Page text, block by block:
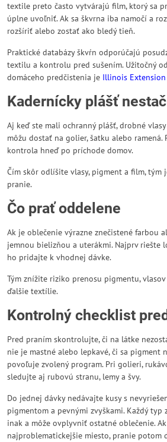
textile preto často vytvárajú film, ktorý sa
úplne uvoľniť. Ak sa škvrna iba namočí a
rozšíriť alebo zostať ako bledý tieň.
Praktické databázy škvŕn odporúčajú
textilu a kontrolu pred sušením. Užitočný
domáceho predčistenia je Illinois
Kadernícky plášť
Aj keď ste mali ochranný plášť, drobné
môžu dostať na golier, šatku alebo ramená.
kontrola hneď po príchode domov.
Čím skôr odlíšite vlasy, pigment a film, tým
pranie.
Čo prať oddelene
Ak je oblečenie výrazne znečistené farbou
jemnou bielizňou a uterákmi. Najprv riešte
ho pridajte k vhodnej dávke.
Tým znížite riziko prenosu pigmentu,
ďalšie textílie.
Kontrolný checklist
Pred praním skontrolujte, či na látke
nie je mastné alebo lepkavé, či sa pigment
povoľuje zvolený program. Pri golieri,
sledujte aj rubovú stranu, lemy a švy.
Do jednej dávky nedávajte kusy s
pigmentom a pevnými zvyškami. Každý typ
inak a môže ovplyvniť ostatné oblečenie.
najproblematickejšie miesto, pranie potom